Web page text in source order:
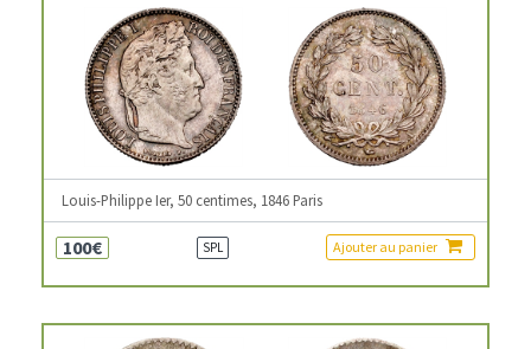
Louis-Philippe Ier, 50 centimes, 1846 Paris
100€ SPL Ajouter au panier